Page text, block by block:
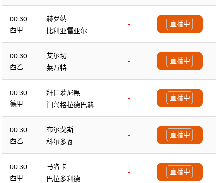
00:30
西甲
赫罗纳
-
比利亚雷亚尔
直播中
00:30
西乙
艾尔切
-
莱万特
直播中
00:30
德甲
拜仁慕尼黑
-
门兴格拉德巴赫
直播中
00:30
西乙
布尔戈斯
-
科尔多瓦
直播中
00:30
西甲
马洛卡
-
巴拉多利德
直播中